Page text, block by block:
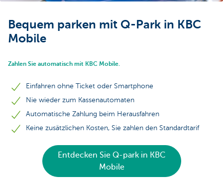
Bequem parken mit Q-Park in KBC
Mobile
Zahlen Sie automatisch mit KBC Mobile.
Einfahren ohne Ticket oder Smartphone
Nie wieder zum Kassenautomaten
Automatische Zahlung beim Herausfahren
Keine zusätzlichen Kosten, Sie zahlen den Standardtarif
Entdecken Sie Q-park in KBC
Mobile